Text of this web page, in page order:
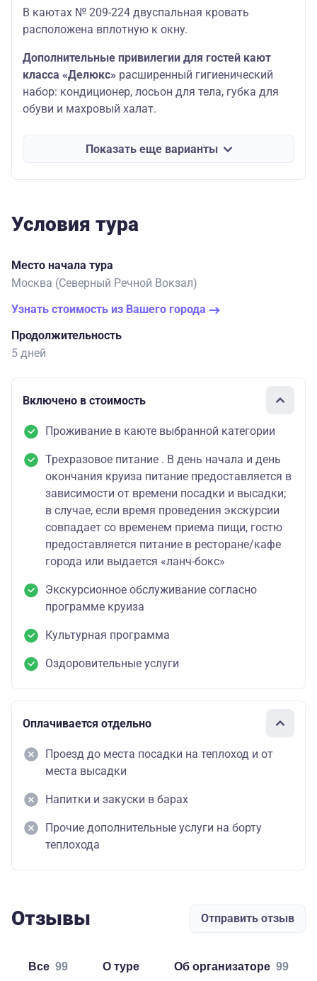
В каютах № 209-224 двуспальная кровать
расположена вплотную к окну.
Дополнительные привилегии для гостей кают
класса «Делюкс» расширенный гигиенический
набор: кондиционер, лосьон для тела, губка для
обуви и махровый халат.
Показать еще варианты
Условия тура
Место начала тура
Москва (Северный Речной Вокзал)
Узнать стоимость из Вашего города
Продолжительность
5 дней
Включено в стоимость
Проживание в каюте выбранной категории
Трехразовое питание . В день начала и день
окончания круиза питание предоставляется в
зависимости от времени посадки и высадки;
в случае, если время проведения экскурсии
совпадает со временем приема пищи, гостю
предоставляется питание в ресторане/кафе
города или выдается «ланч-бокс»
Экскурсионное обслуживание согласно
программе круиза
Культурная программа
Оздоровительные услуги
Оплачивается отдельно
Проезд до места посадки на теплоход и от
места высадки
Напитки и закуски в барах
Прочие дополнительные услуги на борту
теплохода
Отзывы Отправить отзыв
Все 99 о туре об организаторе 99